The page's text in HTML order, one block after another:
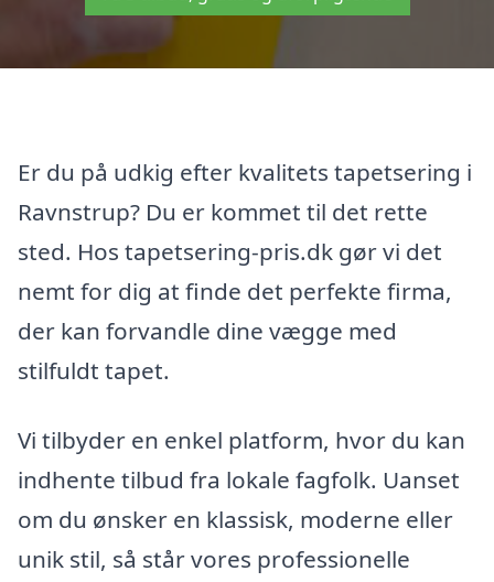
Er du på udkig efter kvalitets tapetsering i
Ravnstrup? Du er kommet til det rette
sted. Hos tapetsering-pris.dk gør vi det
nemt for dig at finde det perfekte firma,
der kan forvandle dine vægge med
stilfuldt tapet.
Vi tilbyder en enkel platform, hvor du kan
indhente tilbud fra lokale fagfolk. Uanset
om du ønsker en klassisk, moderne eller
unik stil, så står vores professionelle